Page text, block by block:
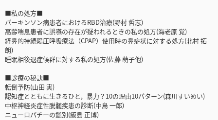
■私の処方■
パーキンソン病患者におけるRBD治療(野村 哲志)
高齢喘息患者に誤嚥の存在が疑われるときの私の処方(海老原 覚)
経鼻的持続陽圧呼吸療法（CPAP）使用時の鼻症状に対する処方(北村 拓
朗)
睡眠相後退症候群に対する私の処方(佐藤 萌子他)
■診療の秘訣■
転倒予防(山田 実)
認知症とともに生きるひと，暴力？10の理由10パターン(森川すいめい)
中枢神経炎症性脱髄疾患の診断(中島 一郎)
ニューロパチーの鑑別(飯島 正博)